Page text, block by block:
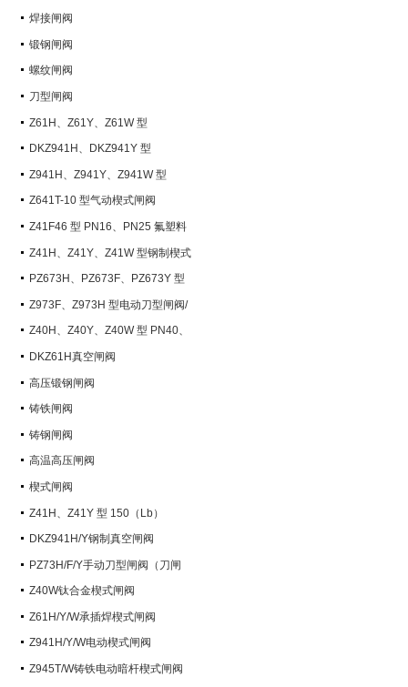
焊接闸阀
锻钢闸阀
螺纹闸阀
刀型闸阀
Z61H、Z61Y、Z61W 型
PN100~PN160 承插焊楔式闸阀
DKZ941H、DKZ941Y 型
PN10~PN100 钢制真空闸阀
Z941H、Z941Y、Z941W 型
PN100~PN200 钢制电动楔式闸阀
Z641T-10 型气动楔式闸阀
Z41F46 型 PN16、PN25 氟塑料
衬里楔式闸阀
Z41H、Z41Y、Z41W 型钢制楔式
闸阀PZ673H、PZ673F、PZ673Y 型
气动刀型闸阀/刀闸阀
Z973F、Z973H 型电动刀型闸阀/
刀闸阀
Z40H、Z40Y、Z40W 型 PN40、
PN63 钢制楔式闸阀
DKZ61H真空闸阀
高压锻钢闸阀
铸铁闸阀
铸钢闸阀
高温高压闸阀
楔式闸阀
Z41H、Z41Y 型 150（Lb）
~600（Lb） 钢制楔式闸阀
DKZ941H/Y钢制真空闸阀
PZ73H/F/Y手动刀型闸阀（刀闸
阀）Z40W钛合金楔式闸阀
Z61H/Y/W承插焊楔式闸阀
Z941H/Y/W电动楔式闸阀
Z945T/W铸铁电动暗杆楔式闸阀